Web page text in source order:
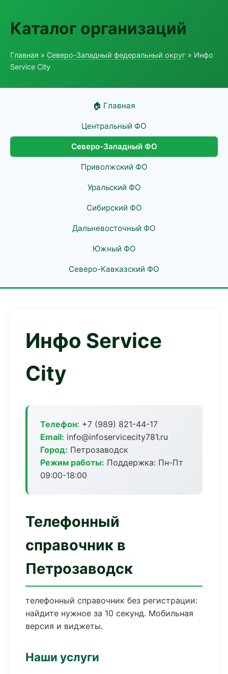
Каталог организаций
Главная » Северо-Западный федеральный округ » Инфо
Service City
🏠 Главная
Центральный ФО
Северо-Западный ФО
Приволжский ФО
Уральский ФО
Сибирский ФО
Дальневосточный ФО
Южный ФО
Северо-Кавказский ФО
Инфо Service
City
Телефон: +7 (989) 821-44-17
Email: info@infoservicecity781.ru
Город: Петрозаводск
Режим работы: Поддержка: Пн-Пт
09:00-18:00
Телефонный
справочник в
Петрозаводск
телефонный справочник без регистрации:
найдите нужное за 10 секунд. Мобильная
версия и виджеты.
Наши услуги